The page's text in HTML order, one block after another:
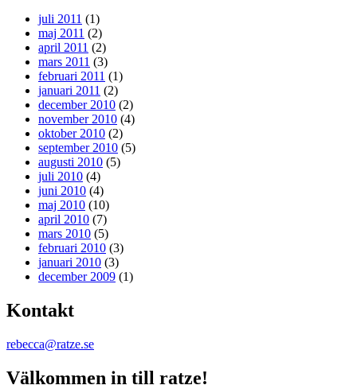
juli 2011 (1)
maj 2011 (2)
april 2011 (2)
mars 2011 (3)
februari 2011 (1)
januari 2011 (2)
december 2010 (2)
november 2010 (4)
oktober 2010 (2)
september 2010 (5)
augusti 2010 (5)
juli 2010 (4)
juni 2010 (4)
maj 2010 (10)
april 2010 (7)
mars 2010 (5)
februari 2010 (3)
januari 2010 (3)
december 2009 (1)
Kontakt
rebecca@ratze.se
Välkommen in till ratze!